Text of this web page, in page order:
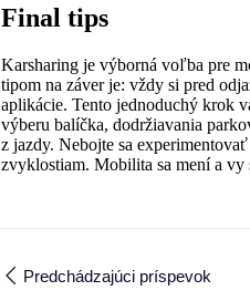
Final tips
Karsharing je výborná voľba pre
tipom na záver je: vždy si pred
aplikácie. Tento jednoduchý krok
výberu balíčka, dodržiavania
z jazdy. Nebojte sa
zvyklostiam. Mobilita sa mení a vy
Predchádzajúci príspevok